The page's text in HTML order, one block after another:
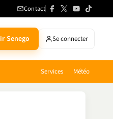
Contact
Senego Se connecter
Services Météo